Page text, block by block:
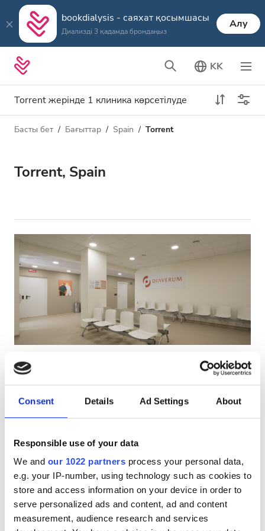
Consent Details Ad Settings About
Responsible use of your data
We and our 1022 partners process your personal data,
e.g. your IP-number, using technology such as cookies to
store and access information on your device in order to
serve personalized ads and content, ad and content
measurement, audience research and services
bookdialysis - саяхат қосымшасы
Диализді 3 қадамда брондаңыз
Алу
KK
Torrent жерінде 1 клиника көрсетілуде
Диализ түрі
Барлық диализ түрлері
Қабылдайды
АИТВ пациенттері
В гепатиті бар пациенттер
С гепатиті бар пациенттер
Қызметтер
Сусындар мен жеңіл тағамдар
Тегін WiFi
Теледидар экрандары
Тегін трансфер
Қашықтық
Басты бет Бағыттар Spain Torrent
Torrent, Spain
Diaverum Torrent Dialysis Clinic
Torrent, Spain
0.79 км қала орталығынан
GHIC арқылы қамтылған
ем үшін
HD диализ €200
HDF диализ €250
Брондау